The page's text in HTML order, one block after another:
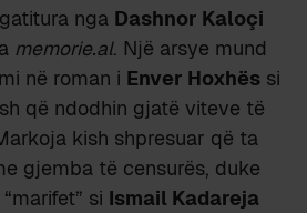
nga Dashnor Kaloçi
memorie.al. Një arsye mund
në roman i Enver Hoxhës si
që ndodhin gjatë viteve të
kish shpresuar që ta
gjemba të censurës, duke
si Ismail Kadareja